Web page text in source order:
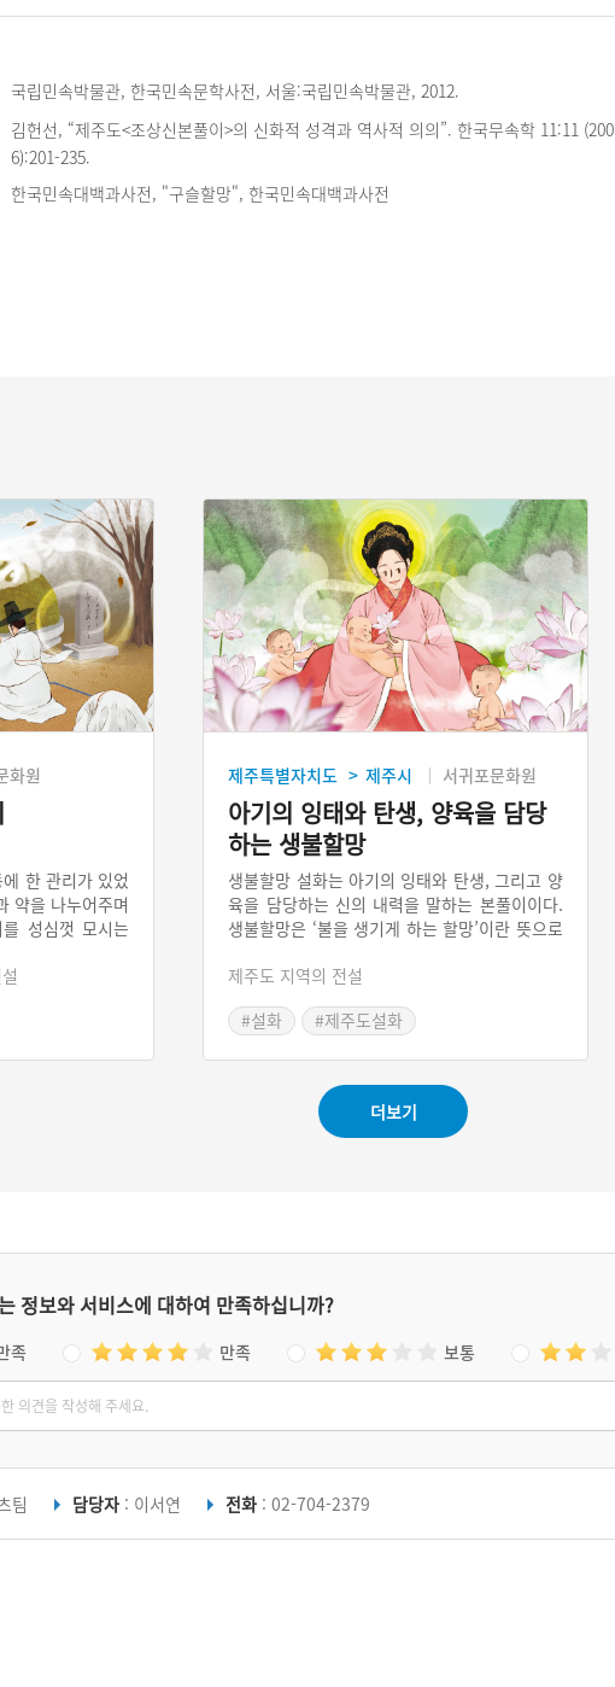
국립민속박물관, 한국민속문학사전, 서울:국립민속박물관, 2012.
김헌선, “제주도<조상신본풀이>의 신화적 성격과 역사적 의의”. 한국무속학 11:11 (200
6):201-235.
한국민속대백과사전, "구슬할망", 한국민속대백과사전
화원
한 관리가 있었
약을 나누어주며
성심껏 모시는
곡하다가 죽게
수에게 관리의
제주특별자치도 > 제주시 서귀포문화원
아기의 잉태와 탄생, 양육을 담당
하는 생불할망
생불할망 설화는 아기의 잉태와 탄생, 그리고 양
육을 담당하는 신의 내력을 말하는 본풀이이다.
생불할망은 ‘불을 생기게 하는 할망’이란 뜻으로
조상들은 아이의 잉태부터 출산, 그리고 양육을
하는 생불할망 설화에는 아기의 안전한 출산과
제주도 지역의 전설
#설화
#제주도설화
더보기
정보와 서비스에 대하여 만족하십니까?
족 만족 보통
팀 담당자 : 이서연 전화 : 02-704-2379